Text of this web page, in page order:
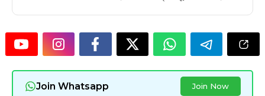
Join Whatsapp Join Now